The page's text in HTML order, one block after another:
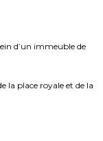
d’un immeuble de
la place royale et de la